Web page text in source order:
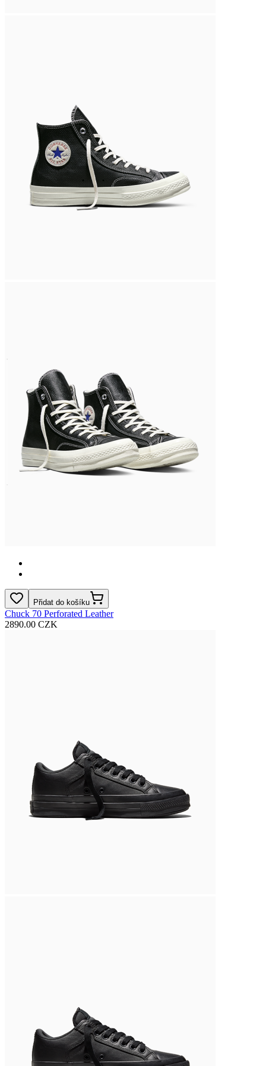
Přidat do košíku
Chuck 70 Perforated Leather
2890.00 CZK